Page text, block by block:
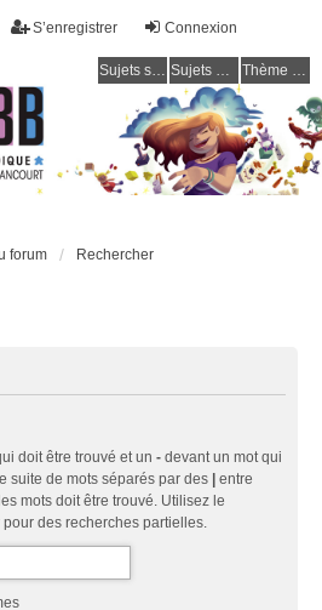
Connexion
S’enregistrer
Sujets sans réponse Sujets actifs Thème clair / foncé
forum Rechercher
doit être trouvé et un - devant un mot qui
suite de mots séparés par des | entre
mots doit être trouvé. Utilisez le
des recherches partielles.